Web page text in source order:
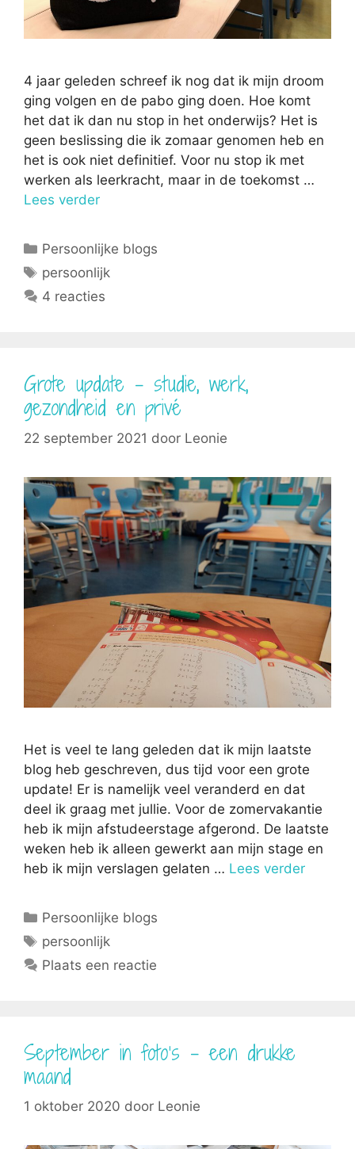
4 jaar geleden schreef ik nog dat ik mijn droom
ging volgen en de pabo ging doen. Hoe komt
het dat ik dan nu stop in het onderwijs? Het is
geen beslissing die ik zomaar genomen heb en
het is ook niet definitief. Voor nu stop ik met
werken als leerkracht, maar in de toekomst …
Lees verder
Categorieën
Persoonlijke blogs
Tags
persoonlijk
4 reacties
Grote update – studie, werk,
gezondheid en privé
22 september 2021 door Leonie
Het is veel te lang geleden dat ik mijn laatste
blog heb geschreven, dus tijd voor een grote
update! Er is namelijk veel veranderd en dat
deel ik graag met jullie. Voor de zomervakantie
heb ik mijn afstudeerstage afgerond. De laatste
weken heb ik alleen gewerkt aan mijn stage en
heb ik mijn verslagen gelaten … Lees verder
Categorieën
Persoonlijke blogs
Tags
persoonlijk
Plaats een reactie
September in foto’s – een drukke
maand
1 oktober 2020 door Leonie